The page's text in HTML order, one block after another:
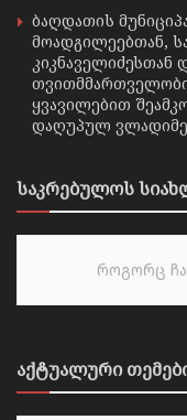
ბაღდათის
მოადგილეებთან,
კიკნაველიძესთან
ყვავილებით
დაღუპულ
საკრებულოს
როგორც
აქტუალური